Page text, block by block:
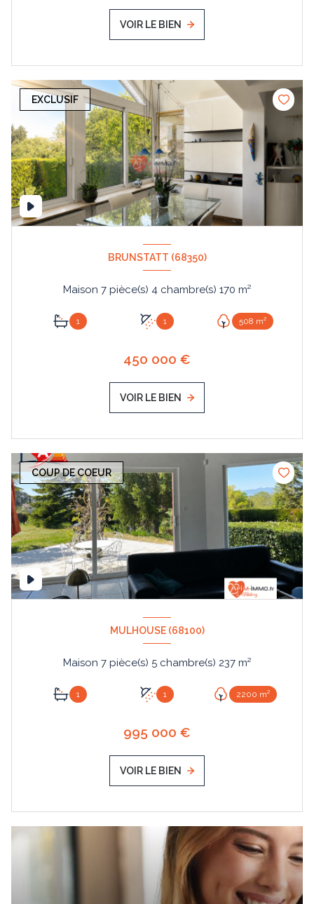
VOIR LE BIEN
EXCLUSIF
BRUNSTATT (68350)
Maison 7 pièce(s) 4 chambre(s) 170 m²
1 1 508 m²
450 000 €
VOIR LE BIEN
COUP DE COEUR
MULHOUSE (68100)
Maison 7 pièce(s) 5 chambre(s) 237 m²
1 1 2200 m²
995 000 €
VOIR LE BIEN